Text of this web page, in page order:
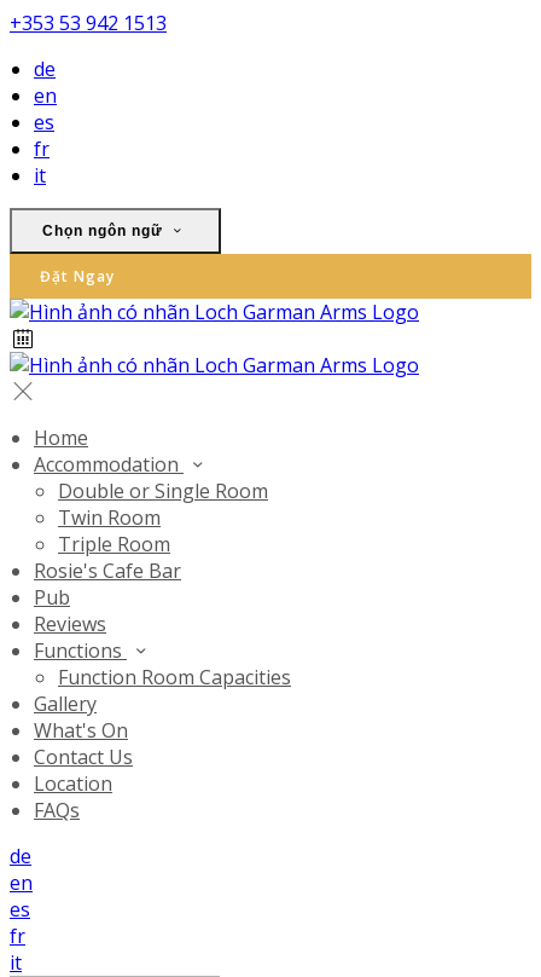
+353 53 942 1513
de
en
es
fr
it
Chọn ngôn ngữ
Đặt Ngay
Home
Accommodation
Double or Single Room
Twin Room
Triple Room
Rosie's Cafe Bar
Pub
Reviews
Functions
Function Room Capacities
Gallery
What's On
Contact Us
Location
FAQs
de
en
es
fr
it